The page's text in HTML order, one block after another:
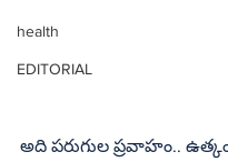
health
EDITORIAL
అది పరుగుల ప్రవాహం..